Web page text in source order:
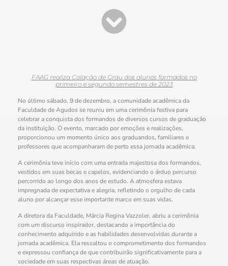
FAAG realiza Colação de Grau dos alunos formados no
primeiro e segundo semestres de 2023
No último sábado, 9 de dezembro, a comunidade acadêmica da
Faculdade de Agudos se reuniu em uma cerimônia festiva para
celebrar a conquista dos formandos de diversos cursos de graduação
da instituição. O evento, marcado por emoções e realizações,
proporcionou um momento único aos graduandos, familiares e
professores que acompanharam de perto essa jornada acadêmica.
A cerimônia teve início com uma entrada majestosa dos formandos,
vestidos em suas becas e capelos, evidenciando o árduo percurso
percorrido ao longo dos anos de estudo. A atmosfera estava
impregnada de expectativa e alegria, refletindo o orgulho de cada
aluno por alcançar esse importante marco em suas vidas.
A diretora da Faculdade, Márcia Regina Vazzoler, abriu a cerimônia
com um discurso inspirador, destacando a importância do
conhecimento adquirido e as habilidades desenvolvidas durante a
jornada acadêmica. Ela ressaltou o comprometimento dos formandos
e expressou confiança de que contribuirão significativamente para a
sociedade em suas respectivas áreas de atuação.